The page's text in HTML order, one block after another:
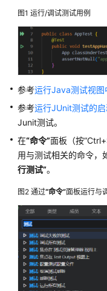
门
用
户
指
南
下
载
并
安
装
IDE
客
户
端
配
置
CodeArts
图1 运行/调试测试用例
参考运行Java测试视图
参考运行JUnit测试的
Junit测试。
在“命令”面板（按
用与测试相关的命令，
行测试”。
图2 通过“命令”面板运行与